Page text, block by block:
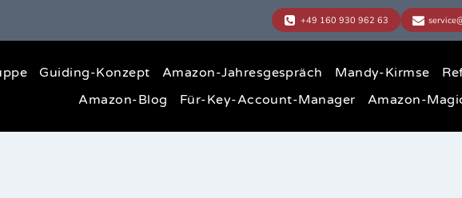
Guiding-Konzept Amazon-Jahresgespräch Mandy-Kirmse
Amazon-Blog
Für-Key-Account-Manager Amazon-